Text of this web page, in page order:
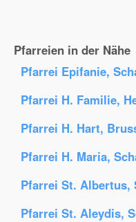
Pfarreien in der Nähe
Pfarrei Epifanie,
Pfarrei H. Familie,
Pfarrei H. Hart,
Pfarrei H. Maria,
Pfarrei St. Albertus,
Pfarrei St. Aleydis,